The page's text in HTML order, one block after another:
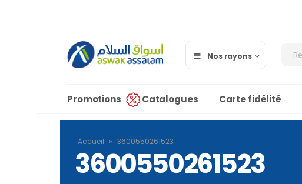
Nos rayons
Promotions Catalogues Carte fidélité
Accueil » 3600550261523
3600550261523